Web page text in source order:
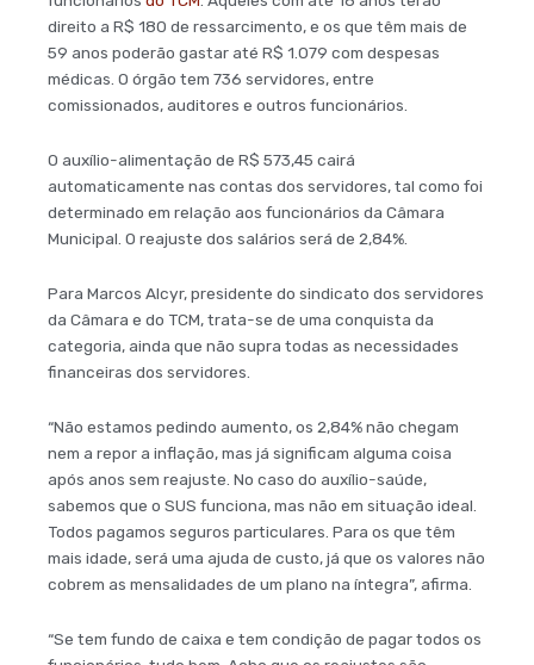
direito a R$ 180 de ressarcimento, e os que têm mais de
59 anos poderão gastar até R$ 1.079 com despesas
médicas. O órgão tem 736 servidores, entre
comissionados, auditores e outros funcionários.
O auxílio-alimentação de R$ 573,45 cairá
automaticamente nas contas dos servidores, tal como foi
determinado em relação aos funcionários da Câmara
Municipal. O reajuste dos salários será de 2,84%.
Para Marcos Alcyr, presidente do sindicato dos servidores
da Câmara e do TCM, trata-se de uma conquista da
categoria, ainda que não supra todas as necessidades
financeiras dos servidores.
“Não estamos pedindo aumento, os 2,84% não chegam
nem a repor a inflação, mas já significam alguma coisa
após anos sem reajuste. No caso do auxílio-saúde,
sabemos que o SUS funciona, mas não em situação ideal.
Todos pagamos seguros particulares. Para os que têm
mais idade, será uma ajuda de custo, já que os valores não
cobrem as mensalidades de um plano na íntegra”, afirma.
“Se tem fundo de caixa e tem condição de pagar todos os